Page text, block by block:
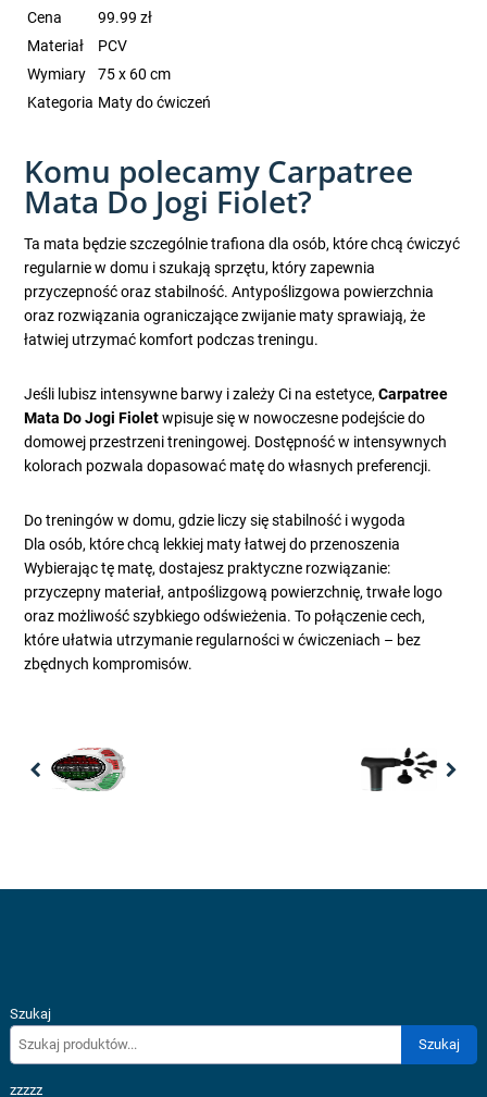
Cena
99.99 zł
Materiał
PCV
Wymiary
75 x 60 cm
Kategoria Maty do ćwiczeń
Komu polecamy Carpatree
Mata Do Jogi Fiolet?
Ta mata będzie szczególnie trafiona dla osób, które chcą ćwiczyć
regularnie w domu i szukają sprzętu, który zapewnia
przyczepność oraz stabilność. Antypoślizgowa powierzchnia
oraz rozwiązania ograniczające zwijanie maty sprawiają, że
łatwiej utrzymać komfort podczas treningu.
Jeśli lubisz intensywne barwy i zależy Ci na estetyce,Carpatree
Mata Do Jogi Fioletwpisuje się w nowoczesne podejście do
domowej przestrzeni treningowej. Dostępność w intensywnych
kolorach pozwala dopasować matę do własnych preferencji.
Do treningów w domu, gdzie liczy się stabilność i wygoda
Dla osób, które chcą lekkiej maty łatwej do przenoszenia
Wybierając tę matę, dostajesz praktyczne rozwiązanie:
przyczepny materiał, antpoślizgową powierzchnię, trwałe logo
oraz możliwość szybkiego odświeżenia. To połączenie cech,
które ułatwia utrzymanie regularności w ćwiczeniach – bez
zbędnych kompromisów.
Szukaj
Szukaj
zzzzz